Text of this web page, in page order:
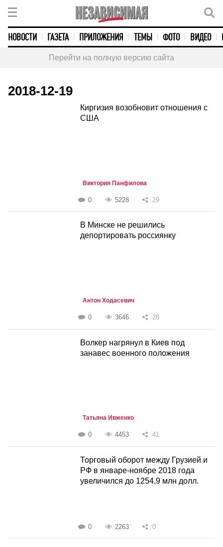
НОВОСТИ ГАЗЕТА ПРИЛОЖЕНИЯ ТЕМЫ ФОТО ВИДЕО
Перейти на полную версию сайта
2018-12-19
Киргизия возобновит отношения с
США
Виктория Панфилова
0 5228 29
В Минске не решились
депортировать россиянку
Антон Ходасевич
0 3646 28
Волкер нагрянул в Киев под
занавес военного положения
Татьяна Ивженко
0 4453 41
Торговый оборот между Грузией и
РФ в январе-ноябре 2018 года
увеличился до 1254,9 млн долл.
0 2263 0